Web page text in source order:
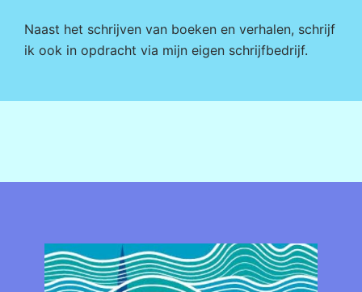
Naast het schrijven van boeken en verhalen, schrijf
ik ook in opdracht via mijn eigen schrijfbedrijf.